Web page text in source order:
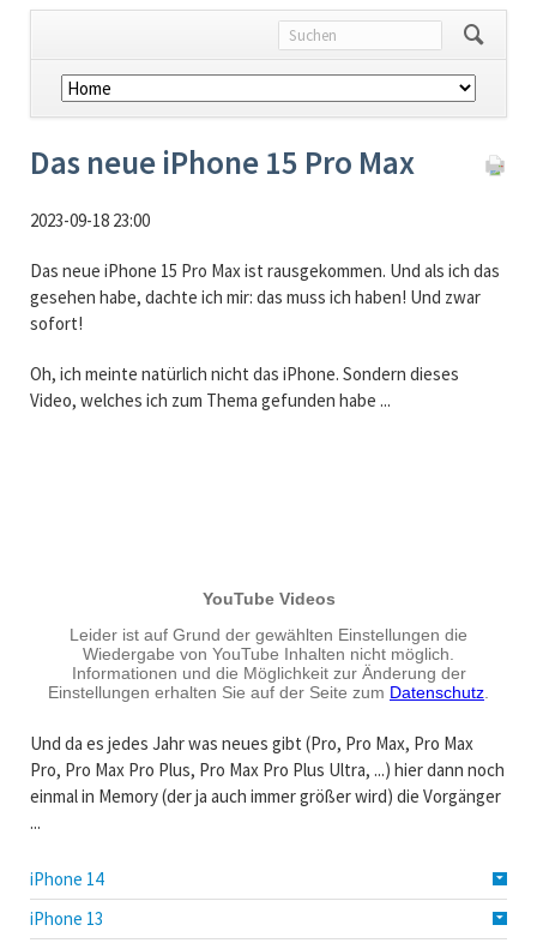
Navigation
überspringen
Das neue iPhone 15 Pro Max
2023-09-18 23:00
Das neue iPhone 15 Pro Max ist rausgekommen. Und als ich das
gesehen habe, dachte ich mir: das muss ich haben! Und zwar
sofort!
Oh, ich meinte natürlich nicht das iPhone. Sondern dieses
Video, welches ich zum Thema gefunden habe ...
Und da es jedes Jahr was neues gibt (Pro, Pro Max, Pro Max
Pro, Pro Max Pro Plus, Pro Max Pro Plus Ultra, ...) hier dann noch
einmal in Memory (der ja auch immer größer wird) die Vorgänger
...
iPhone 14
iPhone 13